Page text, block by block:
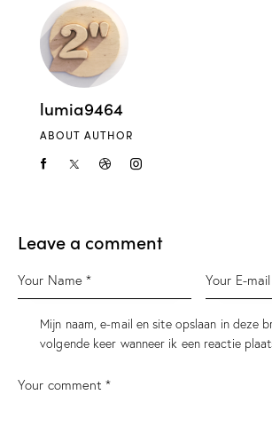
lumia9464
ABOUT AUTHOR
Leave a comment
Mijn naam, e-mail en site opslaan in deze
volgende keer wanneer ik een reactie